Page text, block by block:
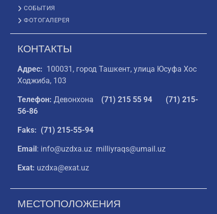
СОБЫТИЯ
ФОТОГАЛЕРЕЯ
КОНТАКТЫ
Адрес: 100031, город Ташкент, улица Юсуфа Хос
Ходжиба, 103
Телефон: Девонхона (71) 215 55 94
(71) 215-
56-86
Faks: (71) 215-55-94
Email: info@uzdxa.uz milliyraqs@umail.uz
Exat: uzdxa@exat.uz
МЕСТОПОЛОЖЕНИЯ